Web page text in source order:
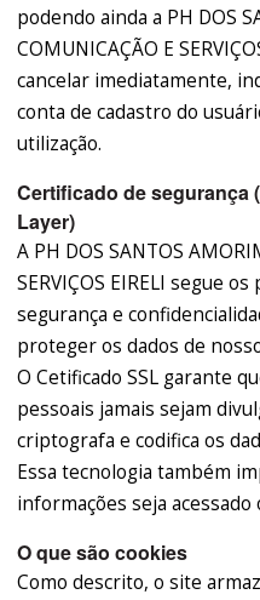
podendo ainda a PH DOS
COMUNICAÇÃO E
cancelar imediatamente,
conta de cadastro do
utilização.
Certificado de segurança
Layer)
A PH DOS SANTOS
SERVIÇOS EIRELI segue
segurança e
proteger os dados de
O Cetificado SSL garante
pessoais jamais sejam
criptografa e codifica os
Essa tecnologia também
informações seja
O que são cookies
Como descrito, o site